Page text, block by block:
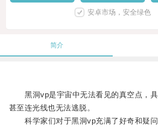
安卓市场，安全绿色
简介
黑洞vp是宇宙中无法看见的真空点，具
甚至连光线也无法逃脱。
科学家们对于黑洞vp充满了好奇和疑问